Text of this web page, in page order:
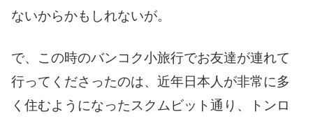
ないからかもしれないが。
で、この時のバンコク小旅行でお友達が連れて
行ってくださったのは、近年日本人が非常に多
く住むようになったスクムビット通り、トンロ